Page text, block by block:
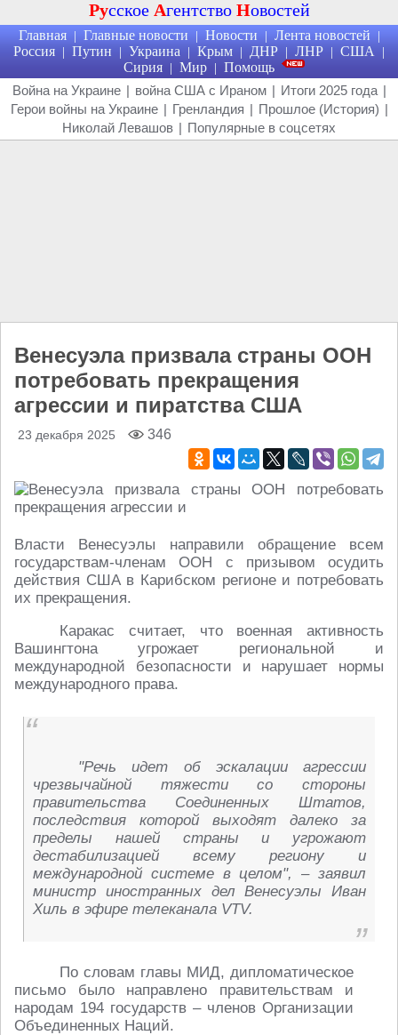
Русское Агентство Новостей
Главная | Главные новости | Новости | Лента новостей |
Россия | Путин | Украина | Крым | ДНР | ЛНР | США |
Сирия | Мир | Помощь
Война на Украине | война США с Ираном | Итоги 2025 года |
Герои войны на Украине | Гренландия | Прошлое (История) |
Николай Левашов | Популярные в соцсетях
Венесуэла призвала страны ООН
потребовать прекращения
агрессии и пиратства США
23 декабря 2025 346
Власти Венесуэлы направили обращение всем
государствам-членам ООН с призывом осудить
действия США в Карибском регионе и потребовать
их прекращения.
Каракас считает, что военная активность
Вашингтона угрожает региональной и
международной безопасности и нарушает нормы
международного права.
"Речь идет об эскалации агрессии
чрезвычайной тяжести со стороны
правительства Соединенных Штатов,
последствия которой выходят далеко за
пределы нашей страны и угрожают
дестабилизацией всему региону и
международной системе в целом", – заявил
министр иностранных дел Венесуэлы Иван
Хиль в эфире телеканала VTV.
По словам главы МИД, дипломатическое
письмо было направлено правительствам и
народам 194 государств – членов Организации
Объединенных Наций.